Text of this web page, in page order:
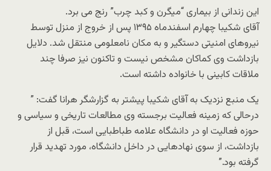
این زندانی از بیماری “میگرن و کبد چرب” رنج می برد.
آقای شکیبا چهارم اسفندماه ۱۳۹۵ پس از خروج از منزل توسط
نیروهای امنیتی دستگیر و به مکان نامعلومی منتقل شد. دلایل
بازداشت وی کماکان مشخص نیست و تاکنون نیز صرفا چند
ملاقات کابینی با خانواده داشته است.
یک منبع نزدیک به آقای شکیبا پیشتر به گزارشگر هرانا گفت: ”
درحالی که زمینه فعالیت برجسته وی مطالعات تاریخی و سیاسی و
حوزه فعالیت او در دانشگاه علامه طباطبایی است، قبل از
بازداشت، از سوی نهادهایی در داخل دانشگاه، مورد تهدید قرار
گرفته بود.”